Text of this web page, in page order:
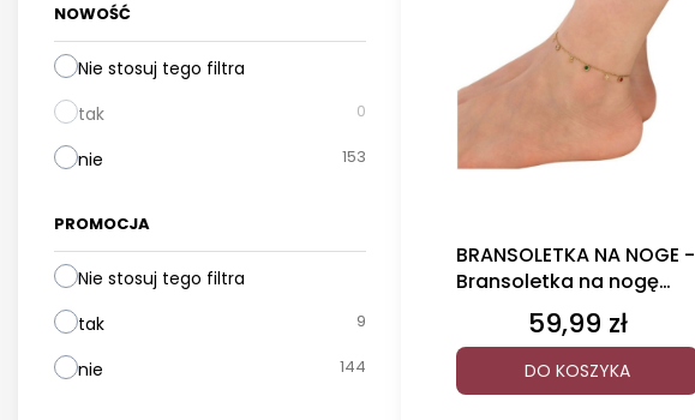
NOWOŚĆ
Nie stosuj tego filtra
tak
0
nie 153
PROMOCJA
Nie stosuj tego filtra
tak
9
nie 144
BRANSOLETKA NA NOGE -
Bransoletka na nogę
CyrkonieCena
59,99 zł
DO KOSZYKA